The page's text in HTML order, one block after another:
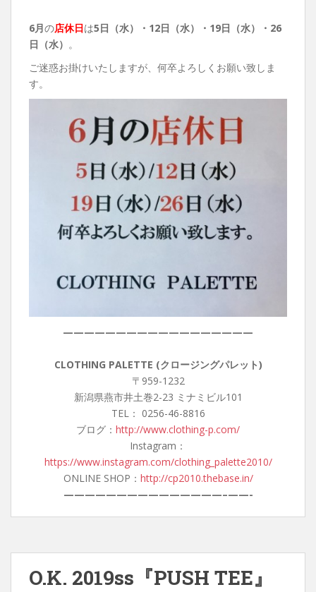
6月の店休日は5日（水）・12日（水）・19日（水）・26
日（水） 。
ご迷惑お掛けいたしますが、何卒よろしくお願い致しま
す。
——————————————————
CLOTHING PALETTE (クロージングパレット)
〒959-1232
新潟県燕市井土巻2-23 ミナミビル101
TEL： 0256-46-8816
ブログ： http://www.clothing-p.com/
Instagram：
https://www.instagram.com/clothing_palette2010/
ONLINE SHOP： http://cp2010.thebase.in/
———————————————–——-
O.K. 2019ss『PUSH TEE』